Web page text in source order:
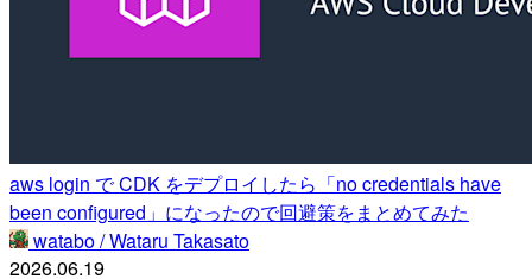
aws login で CDK をデプロイしたら「no credentials have
been configured」になったので回避策をまとめてみた
watabo / Wataru Takasato
2026.06.19